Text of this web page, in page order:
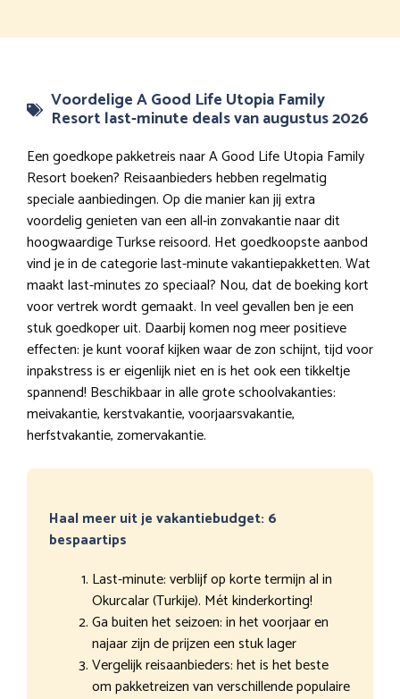
Voordelige A Good Life Utopia Family
Resort last-minute deals van augustus 2026
Een goedkope pakketreis naar A Good Life Utopia Family
Resort boeken? Reisaanbieders hebben regelmatig
speciale aanbiedingen. Op die manier kan jij extra
voordelig genieten van een all-in zonvakantie naar dit
hoogwaardige Turkse reisoord. Het goedkoopste aanbod
vind je in de categorie last-minute vakantiepakketten. Wat
maakt last-minutes zo speciaal? Nou, dat de boeking kort
voor vertrek wordt gemaakt. In veel gevallen ben je een
stuk goedkoper uit. Daarbij komen nog meer positieve
effecten: je kunt vooraf kijken waar de zon schijnt, tijd voor
inpakstress is er eigenlijk niet en is het ook een tikkeltje
spannend! Beschikbaar in alle grote schoolvakanties:
meivakantie, kerstvakantie, voorjaarsvakantie,
herfstvakantie, zomervakantie.
Haal meer uit je vakantiebudget: 6
bespaartips
Last-minute: verblijf op korte termijn al in
Okurcalar (Turkije). Mét kinderkorting!
Ga buiten het seizoen: in het voorjaar en
najaar zijn de prijzen een stuk lager
Vergelijk reisaanbieders: het is het beste
om pakketreizen van verschillende populaire